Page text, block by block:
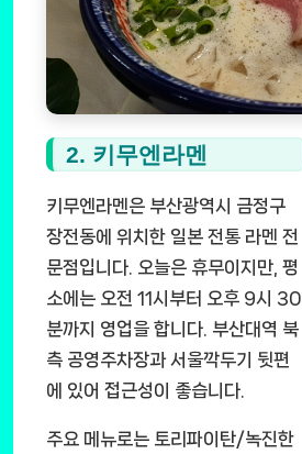
2. 키무엔라멘
키무엔라멘은 부산광역시 금정구
장전동에 위치한 일본 전통 라멘 전
문점입니다. 오늘은 휴무이지만, 평
소에는 오전 11시부터 오후 9시 30
분까지 영업을 합니다. 부산대역 북
측 공영주차장과 서울깍두기 뒷편
에 있어 접근성이 좋습니다.
주요 메뉴로는 토리파이탄/녹진한